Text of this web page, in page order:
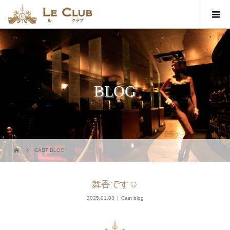
BLOG
CAST BLOG
舞香です︎︎☺︎
2025.01.03 Cast blog